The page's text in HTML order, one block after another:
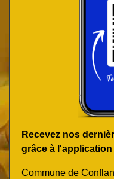
Recevez nos
grâce à
Commune de